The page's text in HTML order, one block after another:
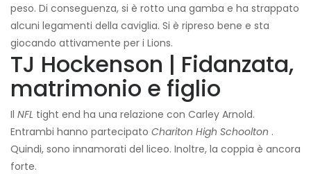
peso. Di conseguenza, si è rotto una gamba e ha strappato
alcuni legamenti della caviglia. Si è ripreso bene e sta
giocando attivamente per i Lions.
TJ Hockenson | Fidanzata,
matrimonio e figlio
Il NFL tight end ha una relazione con Carley Arnold.
Entrambi hanno partecipato Chariton High Schoolton .
Quindi, sono innamorati del liceo. Inoltre, la coppia è ancora
forte.